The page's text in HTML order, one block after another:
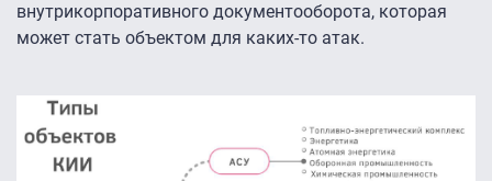
внутрикорпоративного документооборота, которая
может стать объектом для каких-то атак.